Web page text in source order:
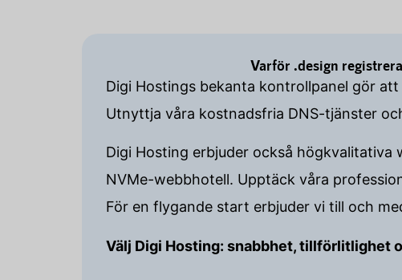
Varför .design
Digi Hostings bekanta kontrollpanel gör
Utnyttja våra kostnadsfria DNS-tjänster
Digi Hosting erbjuder också högkvalitativa
NVMe-webbhotell. Upptäck våra
För en flygande start erbjuder vi till och
Välj Digi Hosting: snabbhet, tillförlitlighet